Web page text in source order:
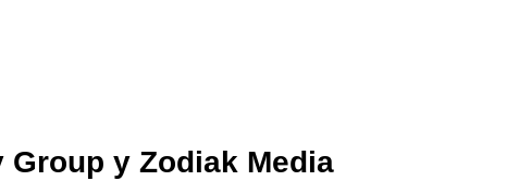
y Zodiak Media